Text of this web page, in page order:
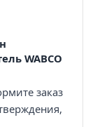
WABCO
заказ